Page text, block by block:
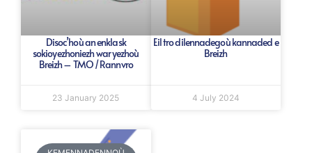
Disoc’hoù an enklask
sokioyezhoniezh war yezhoù
Breizh – TMO / Rannvro
23 January 2025
Eil tro dilennadegoù kannaded e
Breizh
4 July 2024